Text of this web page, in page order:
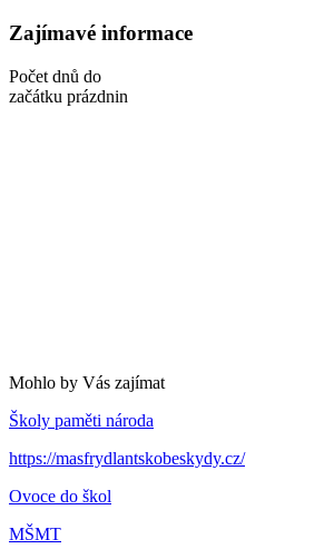
Zajímavé informace
Počet dnů do
začátku prázdnin
Mohlo by Vás zajímat
Školy paměti národa
https://masfrydlantskobeskydy.cz/
Ovoce do škol
MŠMT